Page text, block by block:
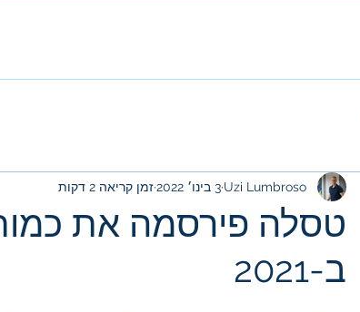
טסלה פירסמה את
ב-2021
Uzi Lumbroso 3 בינו׳ 2022 זמן קריאה 2 דקות